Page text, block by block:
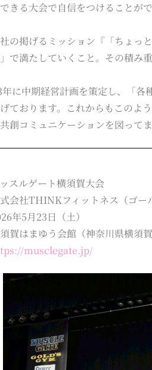
きる大会で自信をつけることがで
の掲げるミッション『「ちょっ
で満たしていくこと。その積み
に中期経営計画を策定し、「
ております。これからもこのよ
創コミュニケーションを図ってま
ルゲート横須賀大会
THINKフィットネス（ゴール
5月23日（土）
はまゆう会館（神奈川県横須賀
musclegate.jp/